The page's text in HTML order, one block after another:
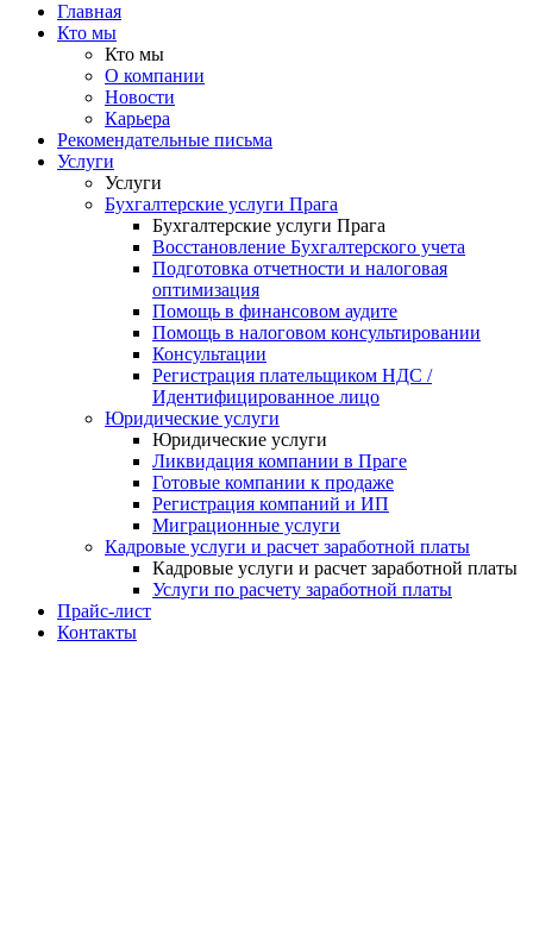
Главная
Кто мы
Кто мы
О компании
Новости
Карьера
Рекомендательные письма
Услуги
Услуги
Бухгалтерские услуги Прага
Бухгалтерские услуги Прага
Восстановление Бухгалтерского учета
Подготовка отчетности и налоговая
оптимизация
Помощь в финансовом аудите
Помощь в налоговом консультировании
Консультации
Регистрация плательщиком НДС /
Идентифицированное лицо
Юридические услуги
Юридические услуги
Ликвидация компании в Праге
Готовые компании к продаже
Регистрация компаний и ИП
Миграционные услуги
Кадровые услуги и расчет заработной платы
Кадровые услуги и расчет заработной платы
Услуги по расчету заработной платы
Прайс-лист
Контакты